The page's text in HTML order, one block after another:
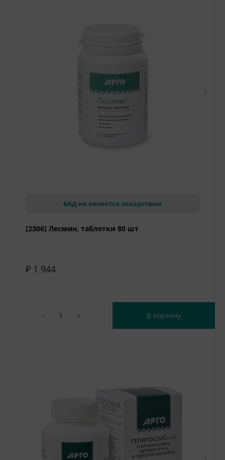
БАД не является лекарством
[2306] Лесмин, таблетки 80 шт
₽ 1 944
- + В корзину